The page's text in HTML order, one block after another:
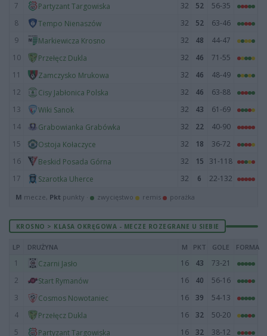
7
Partyzant Targowiska 32 52
56-35
8
Tempo Nienaszów 32 52
63-46
9
Markiewicza Krosno 32 48
44-47
10
Przełęcz Dukla 32 46
71-55
11
Zamczysko Mrukowa 32 46
48-49
12
Cisy Jabłonica Polska 32 46
63-88
13
Wiki Sanok 32 43
61-69
14
Grabowianka Grabówka 32 22
40-90
15
Ostoja Kołaczyce 32 18
36-72
16
Beskid Posada Górna 32 15
31-118
17
Szarotka Uherce 32 6 22-132
M mecze, Pkt punkty · zwycięstwo remis porażka
KROSNO > KLASA OKRĘGOWA - MECZE ROZEGRANE U SIEBIE
LP DRUŻYNA M PKT GOLE FORMA
1 Czarni Jasło 16 43
73-21
2
Start Rymanów 16 40
56-16
3
Cosmos Nowotaniec 16 39
54-13
4
Przełęcz Dukla 16 32
50-20
5
Partyzant Targowiska 16 32
38-12